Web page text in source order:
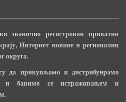
регистрован приватни
Интернет новине и регионални
округа.
да прикупљамо и дистрибуирамо
и бавимо се истраживањем и